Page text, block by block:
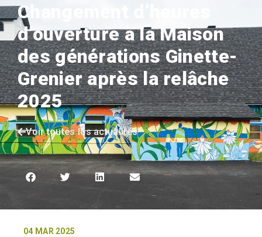
Changement d’heures
d’ouverture à la Maison
des générations Ginette-
Grenier après la relâche
2025
Voir toutes les actualités
04 MAR 2025